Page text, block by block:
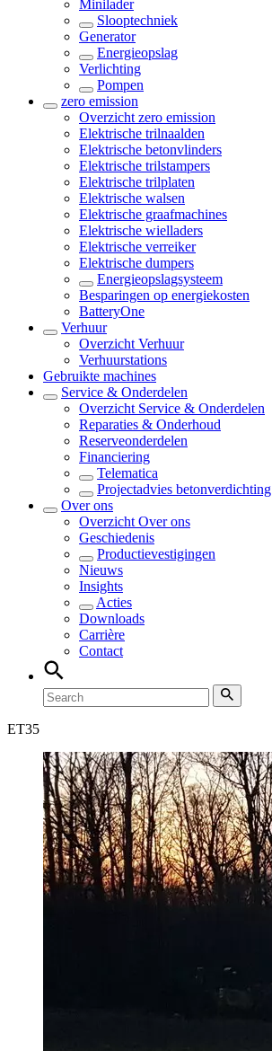
Minilader
Slooptechniek
Generator
Energieopslag
Verlichting
Pompen
zero emission
Overzicht zero emission
Elektrische trilnaalden
Elektrische betonvlinders
Elektrische trilstampers
Elektrische trilplaten
Elektrische walsen
Elektrische graafmachines
Elektrische wielladers
Elektrische verreiker
Elektrische dumpers
Energieopslagsysteem
Besparingen op energiekosten
BatteryOne
Verhuur
Overzicht Verhuur
Verhuurstations
Gebruikte machines
Service & Onderdelen
Overzicht Service & Onderdelen
Reparaties & Onderhoud
Reserveonderdelen
Financiering
Telematica
Projectadvies betonverdichting
Over ons
Overzicht Over ons
Geschiedenis
Productievestigingen
Nieuws
Insights
Acties
Downloads
Carrière
Contact
ET35